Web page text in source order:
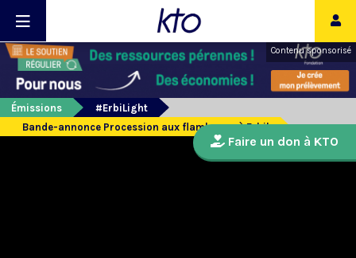
Contenu sponsorisé
Émissions
#ErbiLight
Bande-annonce Procession aux flambeaux à Erbil
Faire un don à KTO